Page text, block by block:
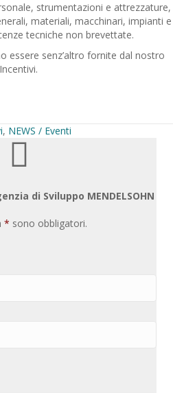
strumentazioni e attrezzature,
materiali, macchinari, impianti e
tecniche non brevettate.
essere senz’altro fornite dal nostro
, NEWS / Eventi
di Sviluppo MENDELSOHN
* sono obbligatori.